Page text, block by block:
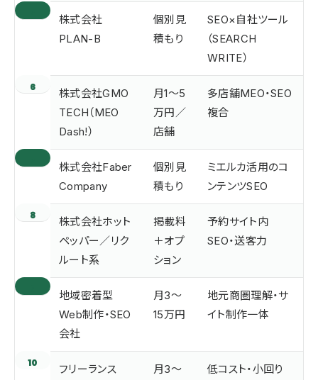
株式会社
PLAN-B
個別見
積もり
SEO×自社ツール
（SEARCH
WRITE）
6
株式会社GMO
TECH（MEO
Dash!）
月1〜5
万円／
店舗
多店舗MEO・SEO
複合
株式会社Faber
Company
個別見
積もり
ミエルカ活用のコ
ンテンツSEO
8
株式会社ホット
ペッパー／リク
ルート系
掲載料
＋オプ
ション
予約サイト内
SEO・送客力
地域密着型
Web制作・SEO
会社
月3〜
15万円
地元商圏理解・サ
イト制作一体
10
フリーランス
月3〜
低コスト・小回り